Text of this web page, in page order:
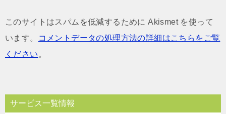
このサイトはスパムを低減するために Akismet を使って
います。
コメントデータの処理方法の詳細はこちらをご覧
ください 。
サービス一覧情報